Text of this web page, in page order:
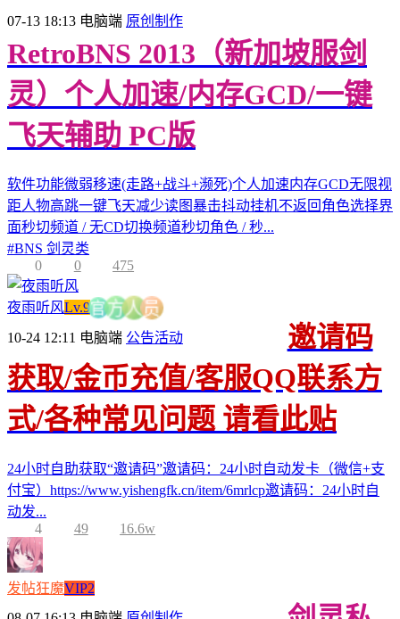
07-13 18:13 电脑端 原创制作
RetroBNS 2013（新加坡服剑
灵）个人加速/内存GCD/一键
飞天辅助 PC版
软件功能微弱移速(走路+战斗+濒死)个人加速内存GCD无限视
距人物高跳一键飞天减少读图暴击抖动挂机不返回角色选择界
面秒切频道 / 无CD切换频道秒切角色 / 秒...
#BNS 剑灵类
0
0 475
夜雨听风Lv.9官 方 人 员
10-24 12:11 电脑端 公告活动
邀请码
获取/金币充值/客服QQ联系方
式/各种常见问题 请看此贴
24小时自助获取“邀请码”邀请码：24小时自动发卡（微信+支
付宝）https://www.yishengfk.cn/item/6mrlcp邀请码：24小时自
动发...
4
49 16.6w
发帖狂魔VIP2